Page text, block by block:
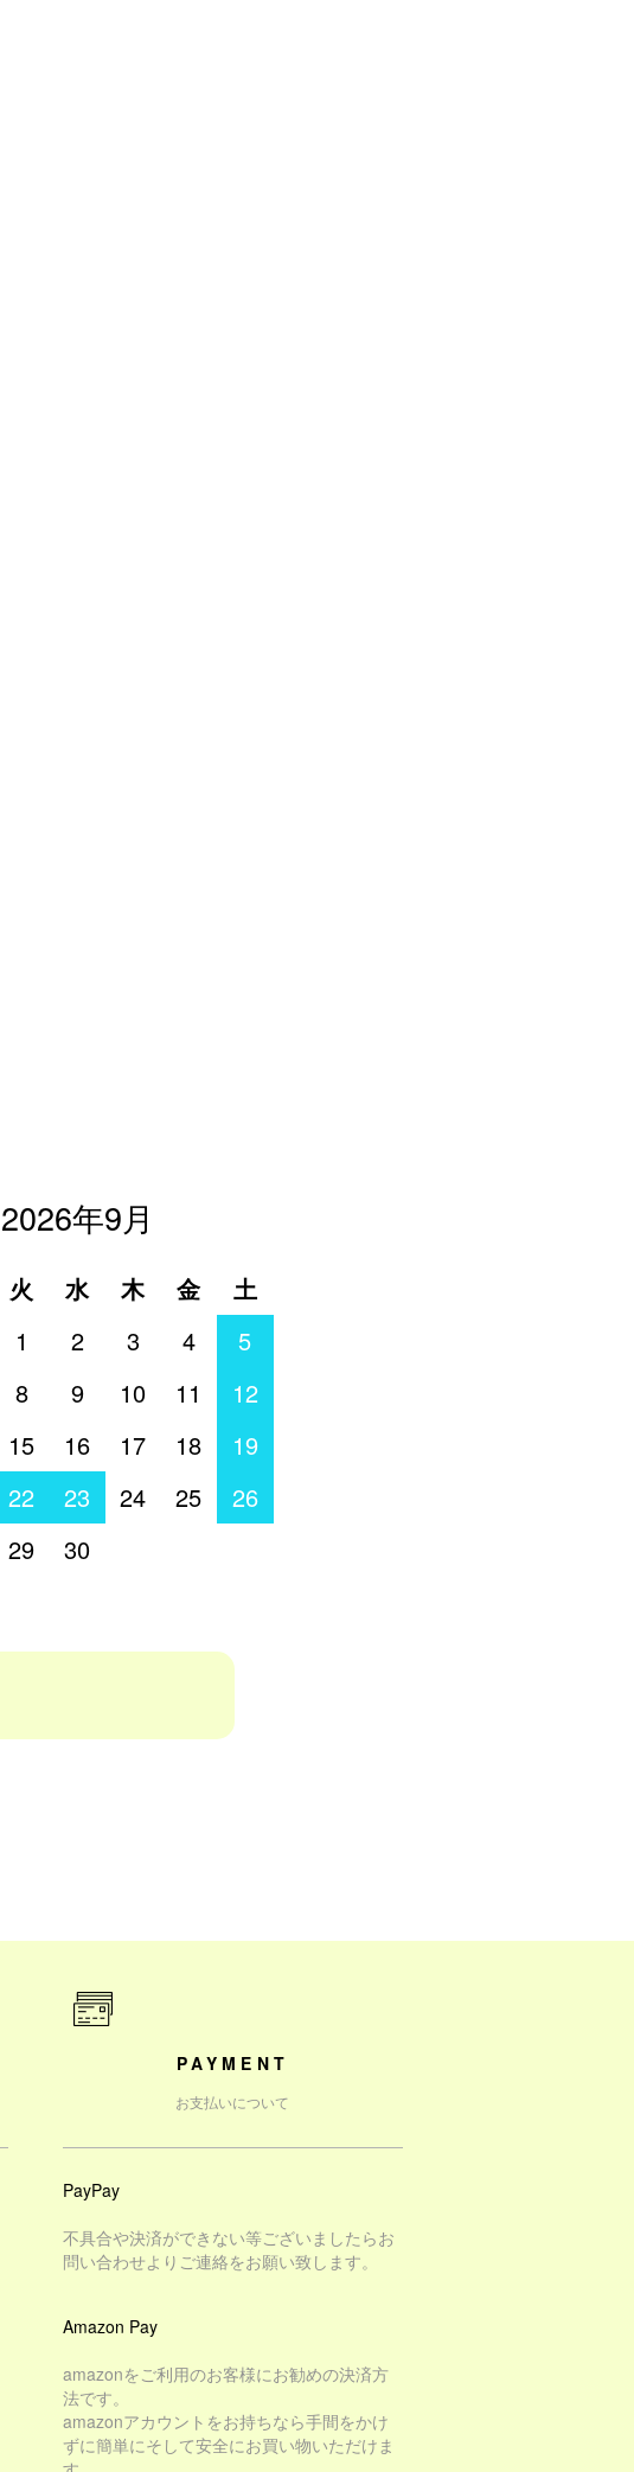
2026年9月
火 水 木 金
土
1
2 3 4
5
8 9 10 11
12
15 16 17 18
19
22 23 24 25
26
29 30
PAYMENT
お支払いについて
PayPay
不具合や決済ができない等ございましたらお
問い合わせよりご連絡をお願い致します。
Amazon Pay
amazonをご利用のお客様にお勧めの決済方
法です。
amazonアカウントをお持ちなら手間をかけ
ずに簡単にそして安全にお買い物いただけま